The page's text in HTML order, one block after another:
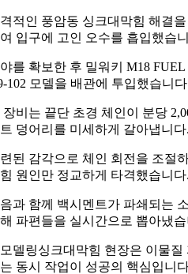
적인 풍암동 싱크대막힘 해결
입구에 고인 오수를 흡입했습
를 확보한 후 밀워키 M18
102 모델을 배관에 투입했습니
장비는 끝단 초경 체인이 분당
덩어리를 미세하게 갈아냅니다.
된 감각으로 체인 회전을 조절
원인만 정교하게 타격했습니다.
과 함께 백시멘트가 파쇄되는
파편들을 실시간으로 뽑아냈
델링싱크대막힘 현장은 이물
동시 작업이 성공의 핵심입니